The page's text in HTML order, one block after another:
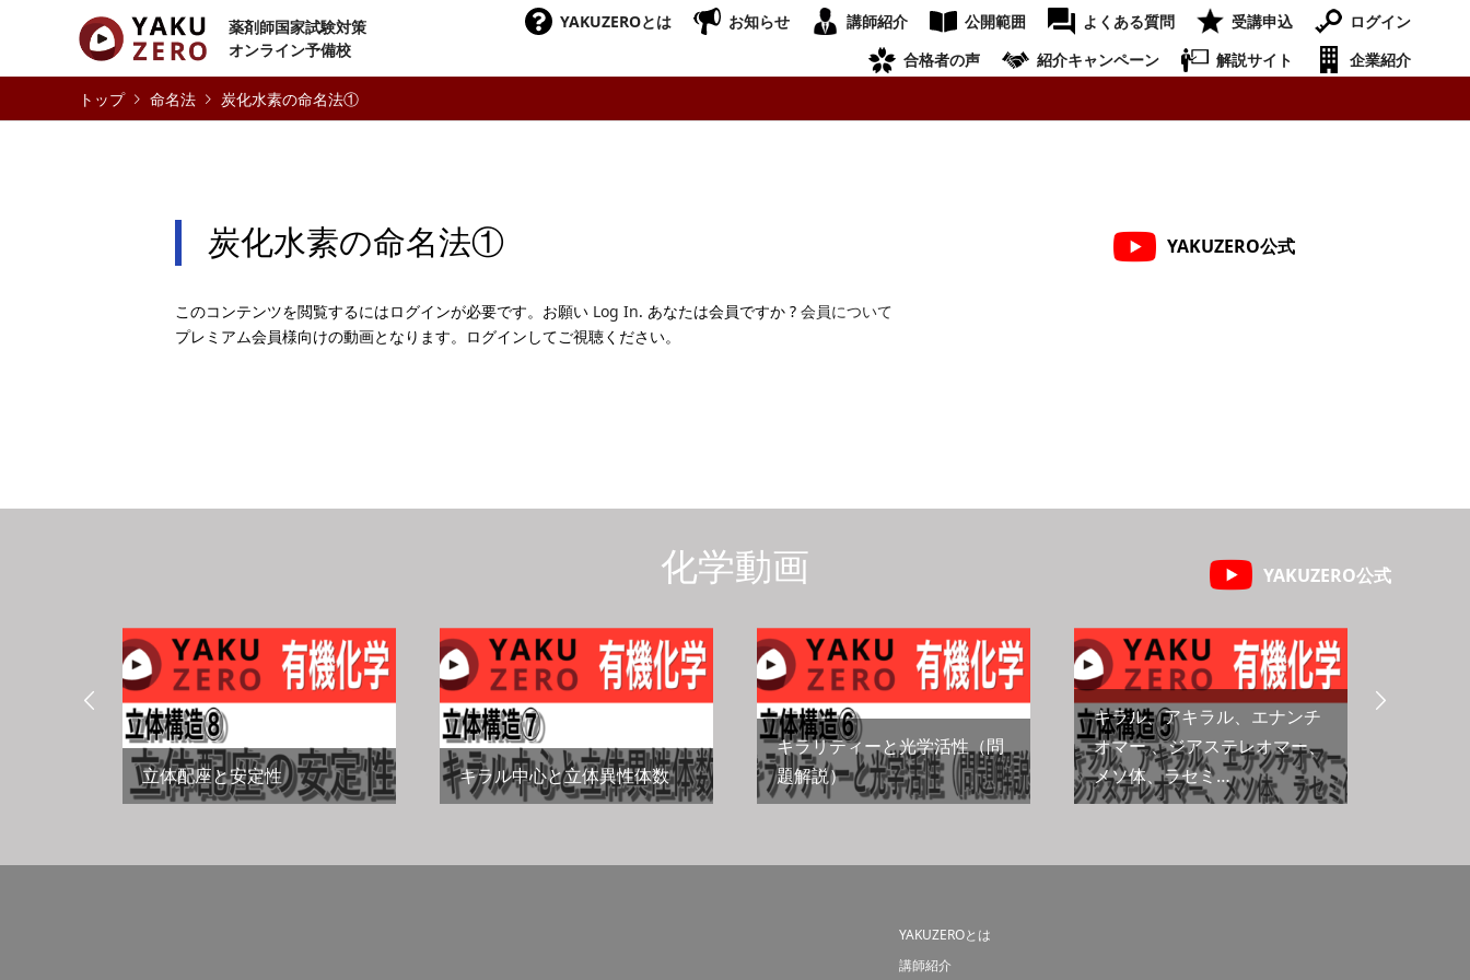
薬剤師国家試験対策
オンライン予備校
YAKUZEROとは お知らせ 講師紹介 公開範囲 よくある質問 受講申込
ログイン
合格者の声
紹介キャンペーン 解説サイト
企業紹介
命名法
炭化水素の命名法①
炭化水素の命名法① YAKUZERO公式
このコンテンツを閲覧するにはログインが必要です。お願い Log In. あなたは会員ですか ? 会員について
プレミアム会員様向けの動画となります。ログインしてご視聴ください。
YAKUZERO公式
化学動画

立体配座と安定性 キラル中心と立体異性体数
キラリティーと光学活性（問
題解説）
キラル、アキラル、エナンチ
オマー 、ジアステレオマー、
メソ体、ラセミ…

YAKUZEROとは
講師紹介